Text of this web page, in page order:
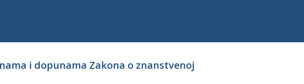
i dopunama Zakona o znanstvenoj